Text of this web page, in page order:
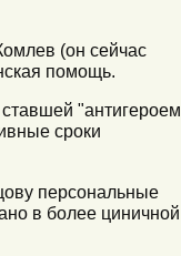
(он сейчас
помощь.
"антигероем
сроки
персональные
в более циничной